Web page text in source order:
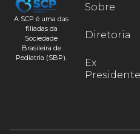
A SCP é uma das
filiadas da
Sociedade
Brasileira de
Pediatria (SBP).
Sobre
Diretoria
Ex